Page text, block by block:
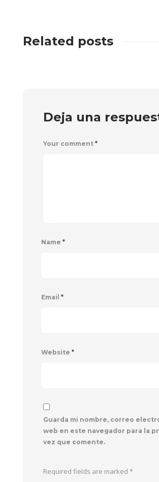
Related posts
Deja una
Your comment *
Name *
Email *
Website *
Guarda mi nombre, correo
web en este navegador para la
vez que comente.
Required fields are marked *